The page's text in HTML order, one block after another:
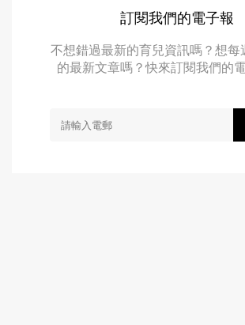
訂閱我們的電子報
不想錯過最新的育兒資訊嗎？想每
的最新文章嗎？快來訂閱我們的